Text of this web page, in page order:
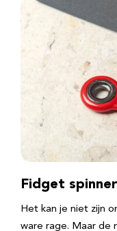
Fidget
Het kan je niet zijn
ware rage. Maar de